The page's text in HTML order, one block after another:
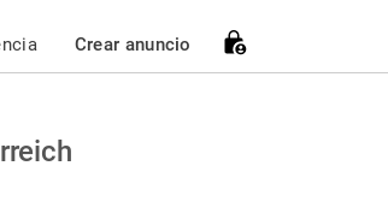
Crear anuncio